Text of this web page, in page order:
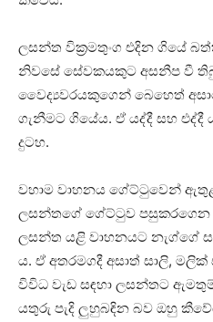
ලසන්ත වික්‍රමතුංග එදින ගියේ
නිවසේ සේවකයකුට අසනීප වී
වෛද්‍යවරයකුගෙන් බෙහෙත්
ගැනීමට ගියේය. ඒ යද්දී සහ
දුටහ.
වහාම වාහනය ගේට්ටුවෙන්
ලසන්තගේ ගේට්ටුව පසුකරගෙන
ලසන්ත යළි වාහනයට නැග්ගේ
ය. ඒ අතරමගදී අසාත් සාලි,
විවිධ වැඩ සඳහා ලසන්තට
යතුරු පැදි ලුහුබඳින බව ඔහු